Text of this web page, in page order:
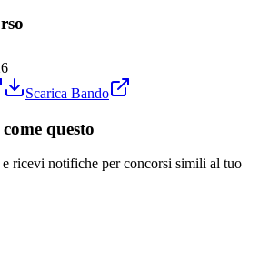
Scarica Bando
questo
ricevi notifiche per concorsi simili al tuo